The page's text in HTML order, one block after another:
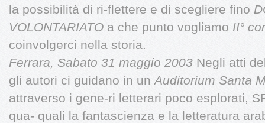
la possibilità di ri-flettere e di scegliere fino
VOLONTARIATO a che punto vogliamo II°
coinvolgerci nella storia.
Ferrara, Sabato 31 maggio 2003 Negli atti
gli autori ci guidano in un Auditorium Santa
attraverso i gene-ri letterari poco esplorati,
qua- quali la fantascienza e la letteratura